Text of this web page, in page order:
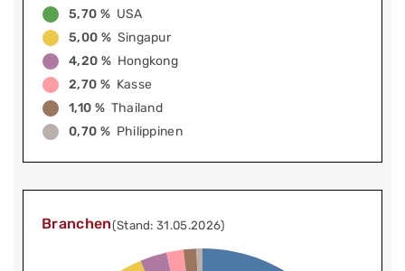
5,70 % USA
5,00 % Singapur
4,20 % Hongkong
2,70 % Kasse
1,10 % Thailand
0,70 % Philippinen
Branchen(Stand: 31.05.2026)